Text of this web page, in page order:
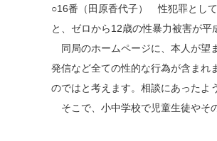
○16番（田原香代子） 性犯罪とし
と、ゼロから12歳の性暴力被害が平
同局のホームページに、本人が望
発信など全ての性的な行為が含まれ
のではと考えます。相談にあったよ
そこで、小中学校で児童生徒やそ